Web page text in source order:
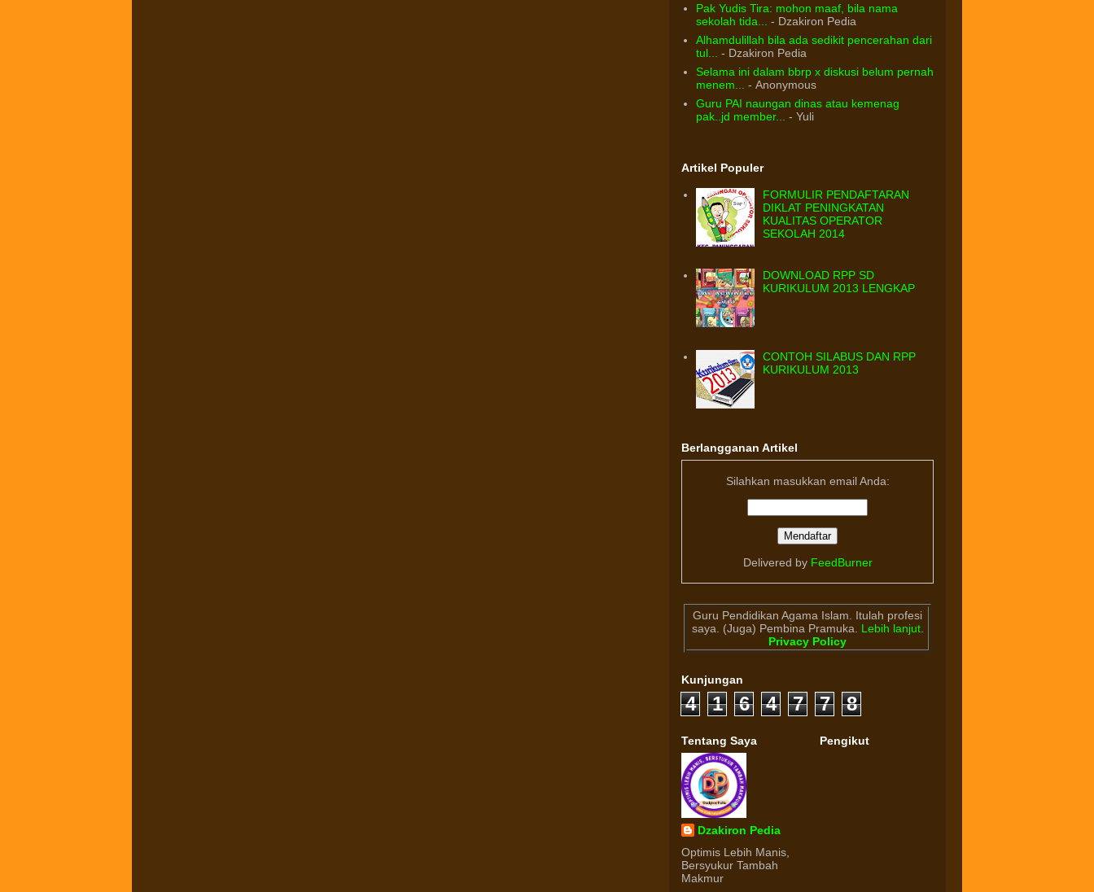
Pak Yudis Tira: mohon maaf, bila nama
sekolah tida...
- Dzakiron Pedia
Alhamdulillah bila ada sedikit pencerahan dari
tul...
- Dzakiron Pedia
Selama ini dalam bbrp x diskusi belum pernah
menem...
- Anonymous
Guru PAI naungan dinas atau kemenag
pak..jd member...
- Yuli
Artikel Populer
FORMULIR PENDAFTARAN
DIKLAT PENINGKATAN
KUALITAS OPERATOR
SEKOLAH 2014
DOWNLOAD RPP SD
KURIKULUM 2013 LENGKAP
CONTOH SILABUS DAN RPP
KURIKULUM 2013
Berlangganan Artikel
Silahkan masukkan email Anda:
Delivered by FeedBurner
Guru Pendidikan Agama Islam. Itulah profesi
saya. (Juga) Pembina Pramuka.
Lebih lanjut.
Privacy Policy
Kunjungan
4 1 6 4 7 7 8
Tentang Saya
Dzakiron Pedia
Optimis Lebih Manis,
Bersyukur Tambah
Makmur
Pengikut